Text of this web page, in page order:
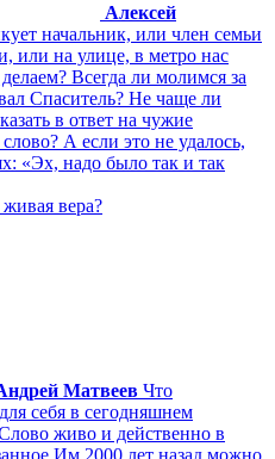
Алексей
начальник, или член семьи
или на улице, в метро нас
Всегда ли молимся за
Спаситель? Не чаще ли
в ответ на чужие
А если это не удалось,
«Эх, надо было так и так
вера?
Матвеев Что
себя в сегодняшнем
живо и действенно в
Им 2000 лет назад можно